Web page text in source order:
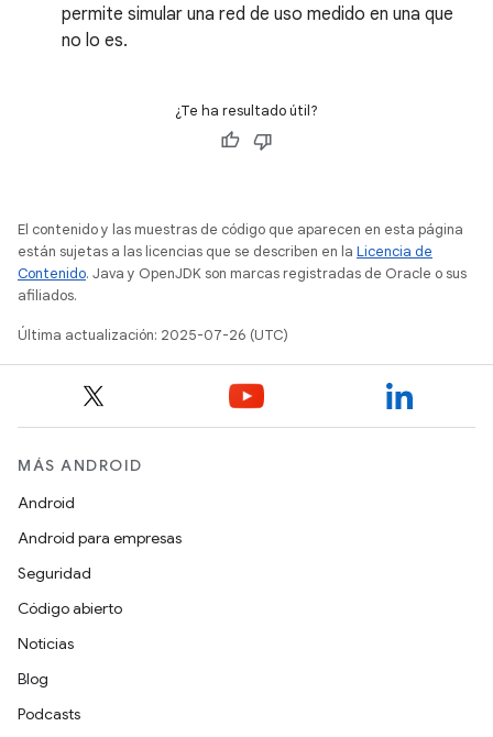
permite simular una red de uso medido en una que
no lo es.
¿Te ha resultado útil?
El contenido y las muestras de código que aparecen en esta página
están sujetas a las licencias que se describen en la Licencia de
Contenido. Java y OpenJDK son marcas registradas de Oracle o sus
afiliados.
Última actualización: 2025-07-26 (UTC)
MÁS ANDROID
Android
Android para empresas
Seguridad
Código abierto
Noticias
Blog
Podcasts